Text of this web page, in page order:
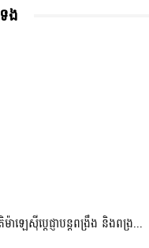
ង
តិម៉ាឡេស៊ីប្ដេជ្ញាបន្តពង្រឹង និងពង្រ...